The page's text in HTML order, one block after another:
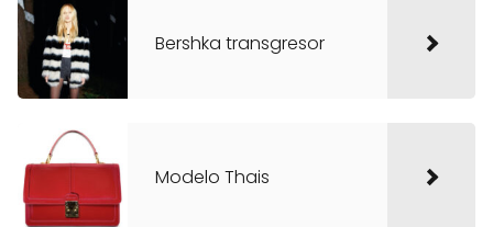
Bershka transgresor
Modelo Thais